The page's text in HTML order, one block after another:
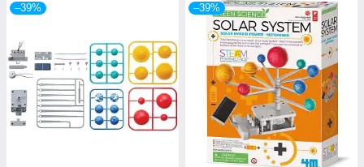
–39% –39%